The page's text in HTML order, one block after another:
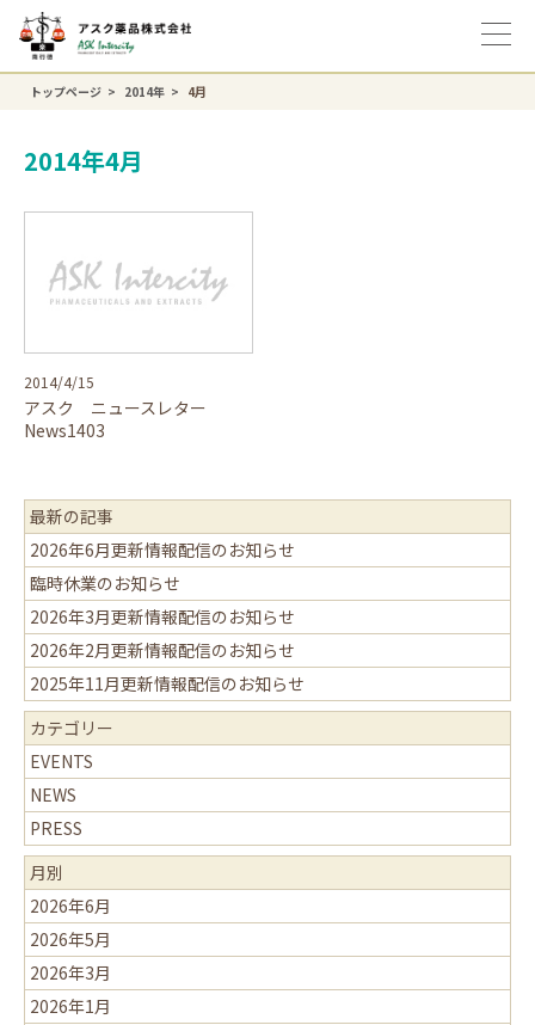
トップページ 2014年 4月
2014年4月
2014/4/15
アスク ニュースレター
News1403
最新の記事
2026年6月更新情報配信のお知らせ
臨時休業のお知らせ
2026年3月更新情報配信のお知らせ
2026年2月更新情報配信のお知らせ
2025年11月更新情報配信のお知らせ
カテゴリー
EVENTS
NEWS
PRESS
月別
2026年6月
2026年5月
2026年3月
2026年1月